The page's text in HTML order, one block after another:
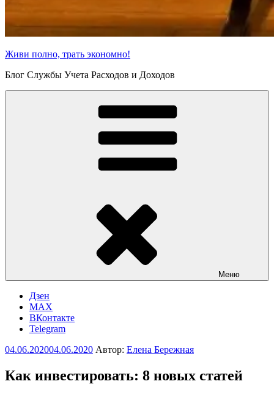
Живи полно, трать экономно!
Блог Службы Учета Расходов и Доходов
Меню
Дзен
MAX
ВКонтакте
Telegram
Опубликовано
04.06.202004.06.2020 Автор: Елена Бережная
Как инвестировать: 8 новых статей